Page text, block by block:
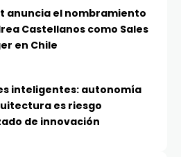
anuncia el nombramiento
Castellanos como Sales
en Chile
inteligentes: autonomía
es riesgo
de innovación